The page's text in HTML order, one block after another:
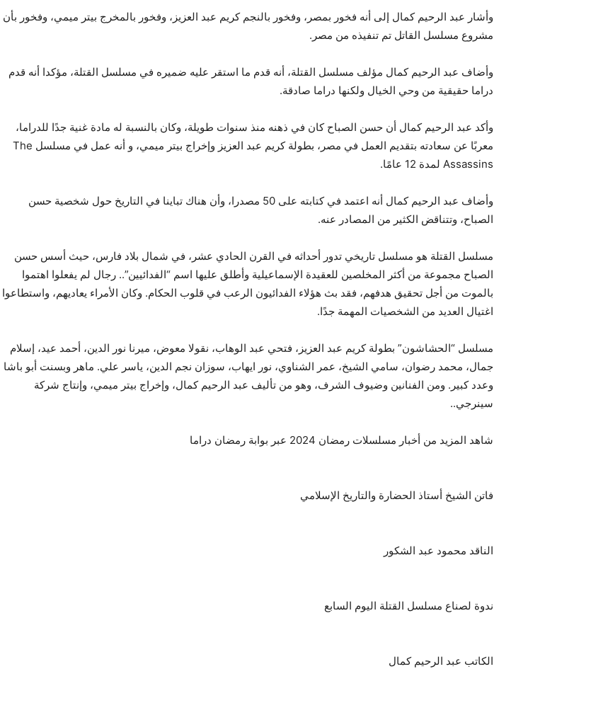
وأشار عبد الرحيم كمال إلى أنه فخور بمصر، وفخور بالنجم كريم عبد العزيز، وفخور بالمخرج بيتر ميمي، وفخور بأن
مشروع مسلسل القاتل تم تنفيذه من مصر.
وأضاف عبد الرحيم كمال مؤلف مسلسل القتلة، أنه قدم ما استقر عليه ضميره في مسلسل القتلة، مؤكدا أنه قدم
دراما حقيقية من وحي الخيال ولكنها دراما صادقة.
وأكد عبد الرحيم كمال أن حسن الصباح كان في ذهنه منذ سنوات طويلة، وكان بالنسبة له مادة غنية جدًا للدراما،
معربًا عن سعادته بتقديم العمل في مصر، بطولة كريم عبد العزيز وإخراج بيتر ميمي، و أنه عمل في مسلسل The
Assassins لمدة 12 عامًا.
وأضاف عبد الرحيم كمال أنه اعتمد في كتابته على 50 مصدرا، وأن هناك تباينا في التاريخ حول شخصية حسن
الصباح، وتتناقض الكثير من المصادر عنه.
مسلسل القتلة هو مسلسل تاريخي تدور أحداثه في القرن الحادي عشر، في شمال بلاد فارس، حيث أسس حسن
الصباح مجموعة من أكثر المخلصين للعقيدة الإسماعيلية وأطلق عليها اسم “الفدائيين”.. رجال لم يفعلوا اهتموا
بالموت من أجل تحقيق هدفهم، فقد بث هؤلاء الفدائيون الرعب في قلوب الحكام. وكان الأمراء يعاديهم، واستطاعوا
اغتيال العديد من الشخصيات المهمة جدًا.
مسلسل “الحشاشون” بطولة كريم عبد العزيز، فتحي عبد الوهاب، نقولا معوض، ميرنا نور الدين، أحمد عيد، إسلام
جمال، محمد رضوان، سامي الشيخ، عمر الشناوي، نور ايهاب، سوزان نجم الدين، ياسر علي. ماهر وبسنت أبو باشا
وعدد كبير. ومن الفنانين وضيوف الشرف، وهو من تأليف عبد الرحيم كمال، وإخراج بيتر ميمي، وإنتاج شركة
سينرجي..
شاهد المزيد من أخبار مسلسلات رمضان 2024 عبر بوابة رمضان دراما
فاتن الشيخ أستاذ الحضارة والتاريخ الإسلامي
الناقد محمود عبد الشكور
ندوة لصناع مسلسل القتلة اليوم السابع
الكاتب عبد الرحيم كمال